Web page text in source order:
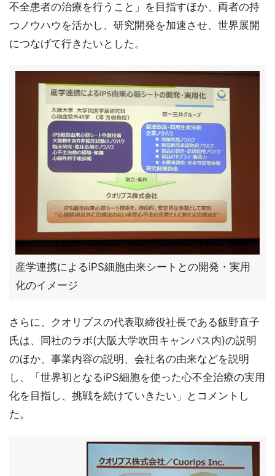
不全患者の治療を行うこと」を目指すほか、両者の持
つノウハウを活かし、研究開発を加速させ、世界展開
につなげて行きたいとした。
産学連携によるiPS細胞由来シートとの開発・実用
化のイメージ
さらに、クオリプスの代表取締役社長である飯野直子
氏は、同社のラボ(大阪大学吹田キャンパス内)の説明
のほか、事業内容の説明、会社名の由来などを説明
し、「世界初となるiPS細胞を使った心不全治療の実用
化を目指し、挑戦を続けていきたい」とコメントし
た。